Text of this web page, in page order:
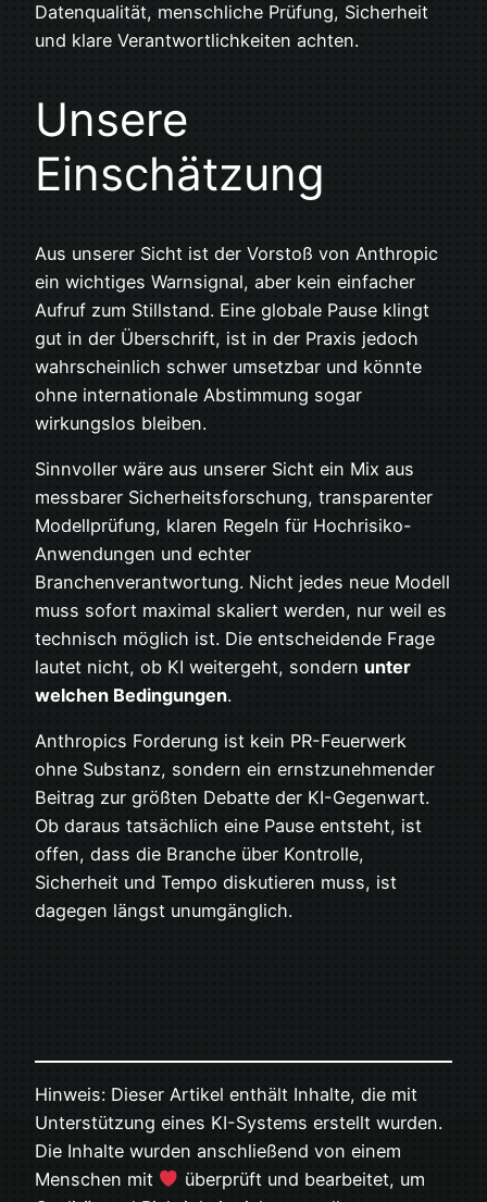
Datenqualität, menschliche Prüfung, Sicherheit
und klare Verantwortlichkeiten achten.
Unsere
Einschätzung
Aus unserer Sicht ist der Vorstoß von Anthropic
ein wichtiges Warnsignal, aber kein einfacher
Aufruf zum Stillstand. Eine globale Pause klingt
gut in der Überschrift, ist in der Praxis jedoch
wahrscheinlich schwer umsetzbar und könnte
ohne internationale Abstimmung sogar
wirkungslos bleiben.
Sinnvoller wäre aus unserer Sicht ein Mix aus
messbarer Sicherheitsforschung, transparenter
Modellprüfung, klaren Regeln für Hochrisiko-
Anwendungen und echter
Branchenverantwortung. Nicht jedes neue Modell
muss sofort maximal skaliert werden, nur weil es
technisch möglich ist. Die entscheidende Frage
lautet nicht, ob KI weitergeht, sondern unter
welchen Bedingungen.
Anthropics Forderung ist kein PR-Feuerwerk
ohne Substanz, sondern ein ernstzunehmender
Beitrag zur größten Debatte der KI-Gegenwart.
Ob daraus tatsächlich eine Pause entsteht, ist
offen, dass die Branche über Kontrolle,
Sicherheit und Tempo diskutieren muss, ist
dagegen längst unumgänglich.
Hinweis: Dieser Artikel enthält Inhalte, die mit
Unterstützung eines KI-Systems erstellt wurden.
Die Inhalte wurden anschließend von einem
Menschen mit
überprüft und bearbeitet, um